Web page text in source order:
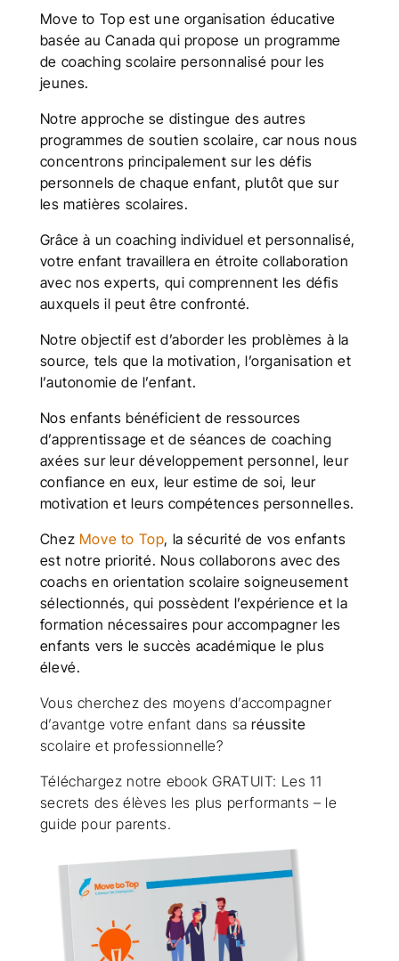
Move to Top est une organisation éducative
basée au Canada qui propose un programme
de coaching scolaire personnalisé pour les
jeunes.
Notre approche se distingue des autres
programmes de soutien scolaire, car nous nous
concentrons principalement sur les défis
personnels de chaque enfant, plutôt que sur
les matières scolaires.
Grâce à un coaching individuel et personnalisé,
votre enfant travaillera en étroite collaboration
avec nos experts, qui comprennent les défis
auxquels il peut être confronté.
Notre objectif est d’aborder les problèmes à la
source, tels que la motivation, l’organisation et
l’autonomie de l’enfant.
Nos enfants bénéficient de ressources
d’apprentissage et de séances de coaching
axées sur leur développement personnel, leur
confiance en eux, leur estime de soi, leur
motivation et leurs compétences personnelles.
Chez Move to Top, la sécurité de vos enfants
est notre priorité. Nous collaborons avec des
coachs en orientation scolaire soigneusement
sélectionnés, qui possèdent l’expérience et la
formation nécessaires pour accompagner les
enfants vers le succès académique le plus
élevé.
Vous cherchez des moyens d’accompagner
d’avantge votre enfant dans saréussite
scolaire et professionnelle?
Téléchargez notre ebook GRATUIT: Les 11
secrets des élèves les plus performants – le
guide pour parents.